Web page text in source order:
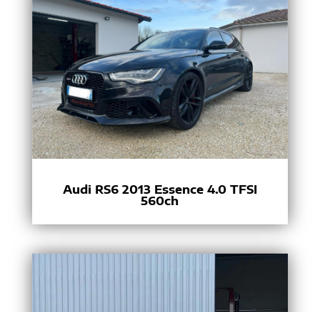
Audi RS6 2013 Essence 4.0 TFSI
560ch